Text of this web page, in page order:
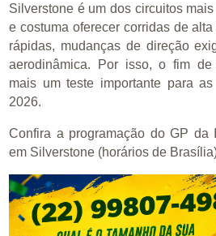
Silverstone é um dos circuitos
e costuma oferecer corridas de
rápidas, mudanças de direção
aerodinâmica. Por isso, o fim de
mais um teste importante para
2026.
Confira a programação do GP da
em Silverstone (horários de